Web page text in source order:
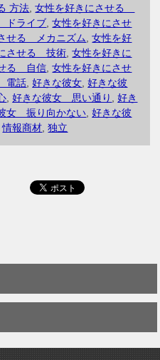
方法,女性を好きにさせる
ドライブ,女性を好きにさせ
せる メカニズム,女性を好
させる 技術,女性を好きに
る 自信,女性を好きにさせ
電話,好きな彼女,好きな彼
,好きな彼女 思い通り ,好き
女 振り向かない,好きな彼
情報商材,独立